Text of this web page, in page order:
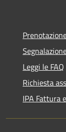
Leggi le FAQ
Richiesta
IPA Fattura